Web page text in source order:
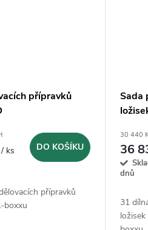
přípravků
/ ks DO KOŠÍKU
přípravků
boxxu
Sada
30 440
36
dnů
31